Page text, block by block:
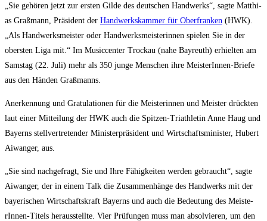
„Sie gehö­ren jetzt zur ers­ten Gil­de des deut­schen Hand­werks“, sag­te Mat­thi­
as Graß­mann, Prä­si­dent der Hand­werks­kam­mer für Ober­fran­ken (HWK).
„Als Hand­werks­meis­ter oder Hand­werks­meis­te­rin­nen spie­len Sie in der
obers­ten Liga mit.“ Im Music­cen­ter Tro­ckau (nahe Bay­reuth) erhiel­ten am
Sams­tag (22. Juli) mehr als 350 jun­ge Men­schen ihre Meis­te­rIn­nen-Brie­fe
aus den Hän­den Graßmanns.
Aner­ken­nung und Gra­tu­la­tio­nen für die Meis­te­rin­nen und Meis­ter drück­ten
laut einer Mit­tei­lung der HWK auch die Spit­zen-Tri­ath­le­tin Anne Haug und
Bay­erns stell­ver­tre­ten­der Minis­ter­prä­si­dent und Wirt­schafts­mi­nis­ter, Hubert
Aiwan­ger, aus.
„Sie sind nach­ge­fragt, Sie und Ihre Fähig­kei­ten wer­den gebraucht“, sag­te
Aiwan­ger, der in einem Talk die Zusam­men­hän­ge des Hand­werks mit der
baye­ri­schen Wirt­schafts­kraft Bay­erns und auch die Bedeu­tung des Meis­te­
rIn­nen-Titels her­aus­stell­te. Vier Prü­fun­gen muss man absol­vie­ren, um den